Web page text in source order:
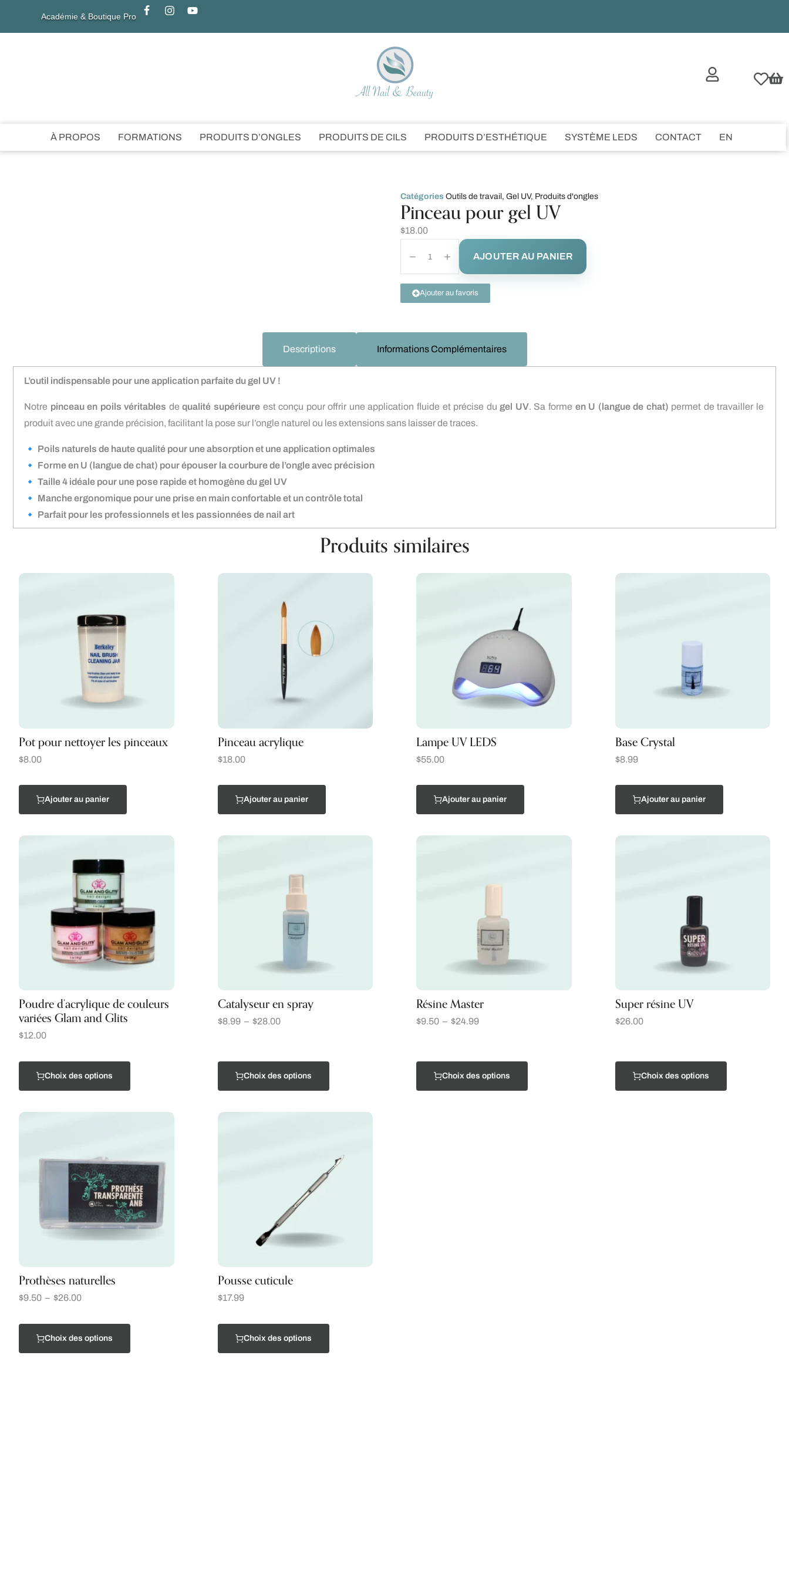
Académie & Boutique Pro
À PROPOS FORMATIONS PRODUITS D’ONGLES PRODUITS DE CILS PRODUITS D’ESTHÉTIQUE SYSTÈME LEDS CONTACT EN
Catégories Outils de travail , Gel UV, Produits d'ongles
Pinceau pour gel UV
$18.00
AJOUTER AU PANIER
Ajouter au favoris
Descriptions Informations Complémentaires
L’outil indispensable pour une application parfaite du gel UV !
Notre pinceau en poils véritables dequalité supérieure est conçu pour offrir une application fluide et précise du gel UV. Sa forme en U (langue de chat) permet de travailler le
produit avec une grande précision, facilitant la pose sur l’ongle naturel ou les extensions sans laisser de traces.
🔹 Poils naturels de haute qualité pour une absorption et une application optimales
🔹 Forme en U (langue de chat) pour épouser la courbure de l’ongle avec précision
🔹 Taille 4 idéale pour une pose rapide et homogène du gel UV
🔹 Manche ergonomique pour une prise en main confortable et un contrôle total
🔹 Parfait pour les professionnels et les passionnées de nail art
Produits similaires
Pot pour nettoyer les pinceaux
$8.00
Ajouter au panier
Pinceau acrylique
$18.00
Ajouter au panier
Lampe UV LEDS
$55.00
Ajouter au panier
Base Crystal
$8.99
Ajouter au panier
Poudre d’acrylique de couleurs
variées Glam and Glits
$12.00
Choix des options
Catalyseur en spray
$8.99 – $28.00
Choix des options
Résine Master
$9.50 – $24.99
Choix des options
Super résine UV
$26.00
Choix des options
Prothèses naturelles
$9.50 – $26.00
Choix des options
Pousse cuticule
$17.99
Choix des options